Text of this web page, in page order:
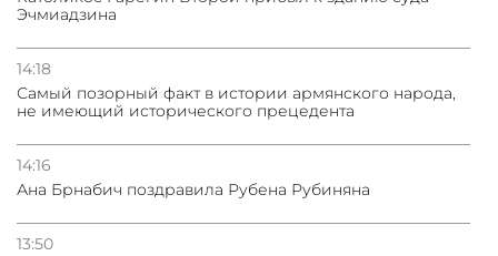
Эчмиадзина
14:18
Самый позорный факт в истории армянского народа,
не имеющий исторического прецедента
14:16
Ана Брнабич поздравила Рубена Рубиняна
13:50